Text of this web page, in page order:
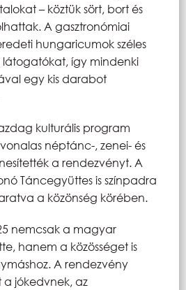
– köztük sört, bort és
A gasztronómiai
hungaricumok széles
így mindenki
egy kis darabot
kulturális program
néptánc-, zenei- és
a rendezvényt. A
Táncegyüttes is színpadra
a közönség körében.
nemcsak a magyar
hanem a közösséget is
A rendezvény
jókedvnek, az